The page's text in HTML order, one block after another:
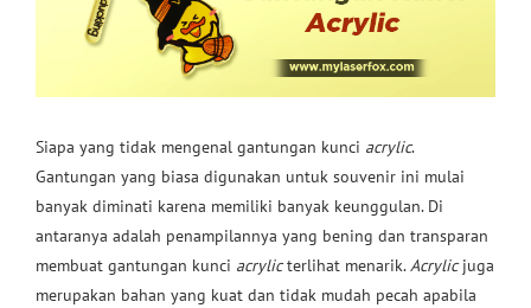
Siapa yang tidak mengenal gantungan kunci acrylic.
Gantungan yang biasa digunakan untuk souvenir ini mulai
banyak diminati karena memiliki banyak keunggulan. Di
antaranya adalah penampilannya yang bening dan transparan
membuat gantungan kunci acrylicterlihat menarik.Acrylicjuga
merupakan bahan yang kuat dan tidak mudah pecah apabila